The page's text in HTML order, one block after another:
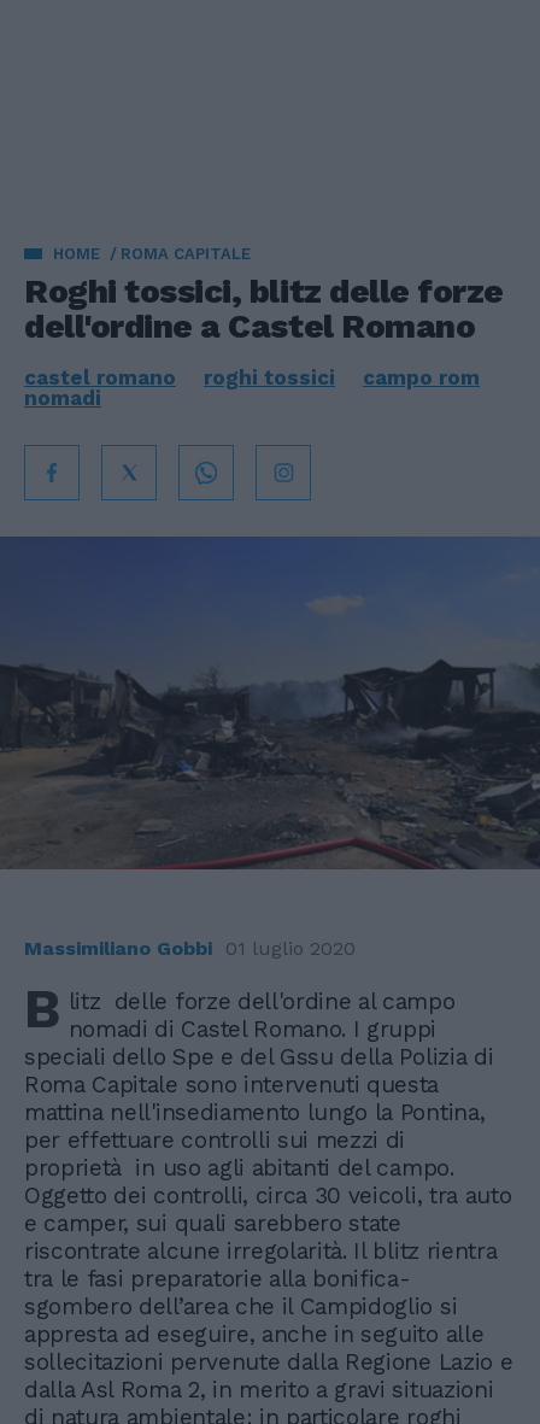
HOME ROMA CAPITALE
Roghi tossici, blitz delle forze
dell'ordine a Castel Romano
castel romano roghi tossici
campo rom
nomadi
Massimiliano Gobbi 01 luglio 2020
B litz delle forze dell'ordine al campo
nomadi di Castel Romano. I gruppi
speciali dello Spe e del Gssu della Polizia di
Roma Capitale sono intervenuti questa
mattina nell'insediamento lungo la Pontina,
per effettuare controlli sui mezzi di
proprietà in uso agli abitanti del campo.
Oggetto dei controlli, circa 30 veicoli, tra auto
e camper, sui quali sarebbero state
riscontrate alcune irregolarità. Il blitz rientra
tra le fasi preparatorie alla bonifica-
sgombero dell’area che il Campidoglio si
appresta ad eseguire, anche in seguito alle
sollecitazioni pervenute dalla Regione Lazio e
dalla Asl Roma 2, in merito a gravi situazioni
di natura ambientale: in particolare roghi